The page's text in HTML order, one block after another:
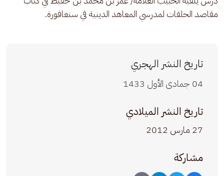
مقاصد الحلقات لمدرسي المعاهد الدينية في سنغافورة.
تاريخ النشر الهجري
04 جمادى الأول 1433
تاريخ النشر الميلادي
27 مارس 2012
مشاركة